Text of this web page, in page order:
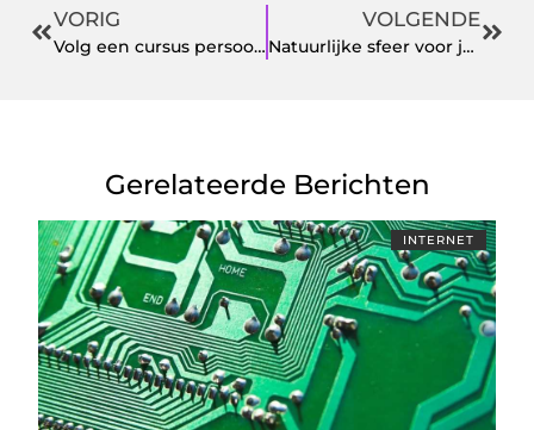
VORIG
Volg een cursus persoonlijke ontwikkeling en word een betere baas
VOLGENDE
Natuurlijke sfeer voor jouw huis
Gerelateerde Berichten
INTERNET